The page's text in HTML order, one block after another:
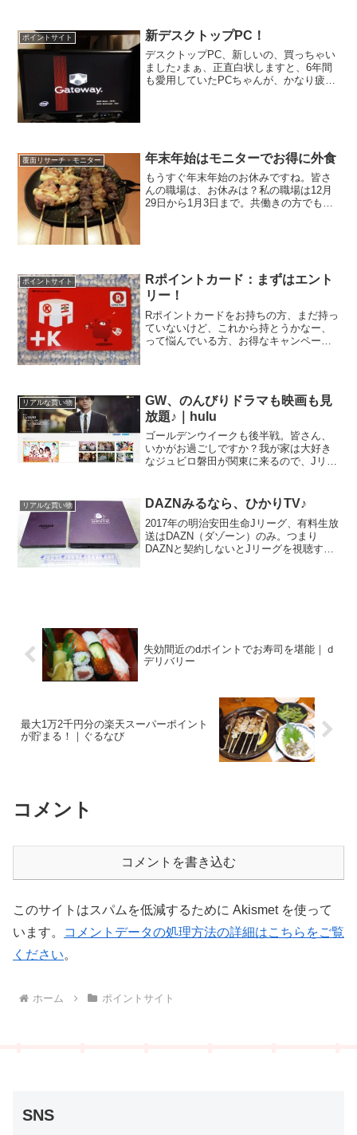
し、夕食か明日のお昼に回せば良いだけ
の話。そう言えばま...
ポイントサイト 新デスクトップPC！
デスクトップPC、新しいの、買っちゃい
ました♪まぁ、正直白状しますと、6年間
も愛用していたPCちゃんが、かなり疲れ
覆面リサーチ・モニター 年末年始はモニターでお得に外食
もうすぐ年末年始のお休みですね。皆さ
んの職場は、お休みは？私の職場は12月
29日から1月3日まで。共働きの方でも、
ポイントサイト
Rポイントカード：まずはエント
リー！
Rポイントカードをお持ちの方、まだ持っ
ていないけど、これから持とうかなー、
って悩んでいる方、お得なキャンペーン
リアルな買い物
GW、のんびりドラマも映画も見
放題♪｜hulu
ゴールデンウイークも後半戦。皆さん、
いかがお過ごしですか？我が家は大好き
なジュビロ磐田が関東に来るので、Jリー
いな方にお勧めなのが動画サイト。イン
ターネットが普及して、...
リアルな買い物 DAZNみるなら、ひかりTV♪
2017年の明治安田生命Jリーグ、有料生放
送はDAZN（ダゾーン）のみ。つまり
DAZNと契約しないとJリーグを視聴する
失効間近のdポイントでお寿司を堪能｜ｄ
デリバリー
最大1万2千円分の楽天スーパーポイント
が貯まる！｜ぐるなび
コメント
コメントを書き込む
このサイトはスパムを低減するために Akismet を使って
います。
コメントデータの処理方法の詳細はこちらをご覧
ください。
ホーム ポイントサイト
SNS